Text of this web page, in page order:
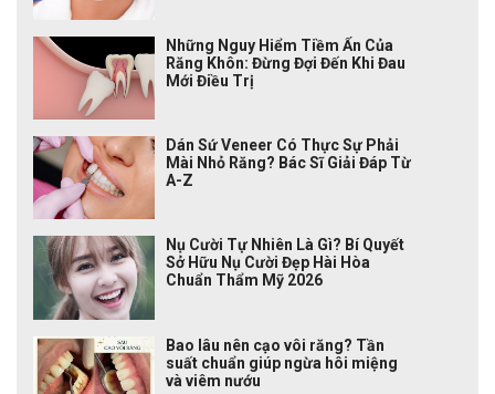
Những Nguy Hiểm Tiềm Ẩn Của
Răng Khôn: Đừng Đợi Đến Khi Đau
Mới Điều Trị
Dán Sứ Veneer Có Thực Sự Phải
Mài Nhỏ Răng? Bác Sĩ Giải Đáp Từ
A-Z
Nụ Cười Tự Nhiên Là Gì? Bí Quyết
Sở Hữu Nụ Cười Đẹp Hài Hòa
Chuẩn Thẩm Mỹ 2026
Bao lâu nên cạo vôi răng? Tần
suất chuẩn giúp ngừa hôi miệng
và viêm nướu